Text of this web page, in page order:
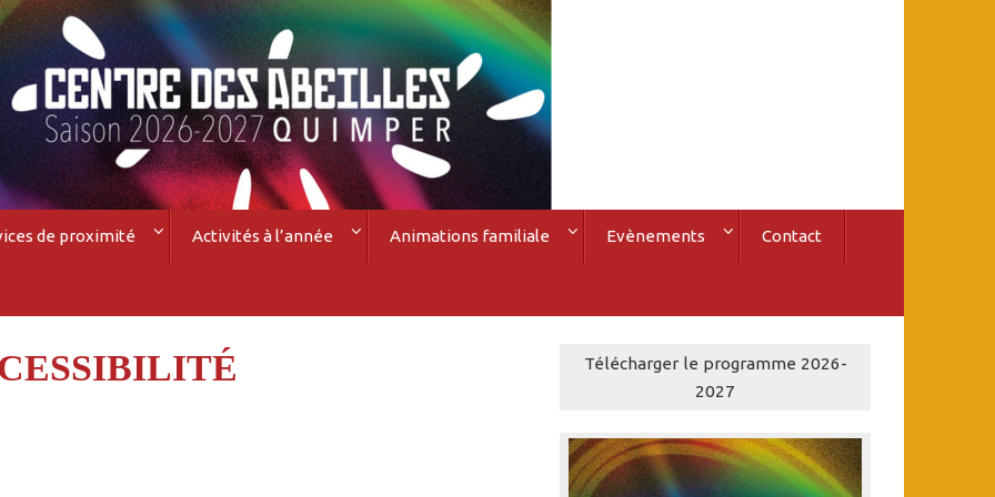
de proximité Activités à l’année Animations familiale Evènements Contact
Télécharger le programme 2026-
2027